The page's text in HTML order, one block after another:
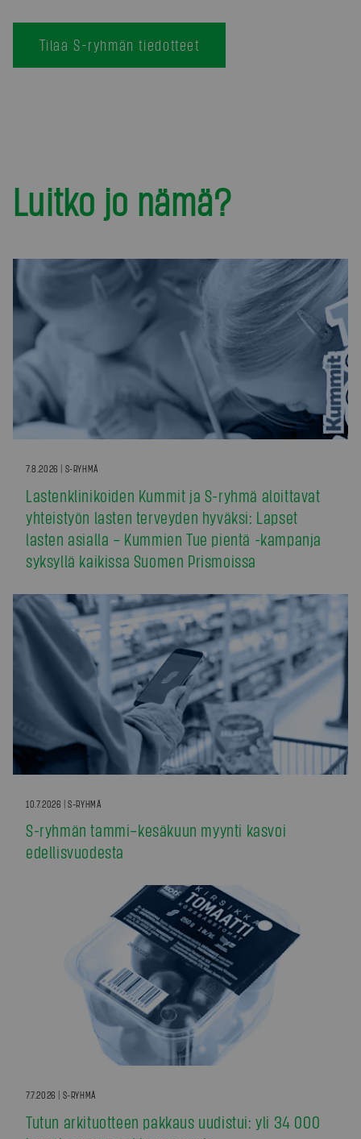
Tilaa S-ryhmän tiedotteet
Luitko jo nämä?
7.8.2026 | S-RYHMÄ
Lastenklinikoiden Kummit ja S-ryhmä aloittavat
yhteistyön lasten terveyden hyväksi: Lapset
lasten asialla – Kummien Tue pientä -kampanja
syksyllä kaikissa Suomen Prismoissa
10.7.2026 | S-RYHMÄ
S-ryhmän tammi–kesäkuun myynti kasvoi
edellisvuodesta
7.7.2026 | S-RYHMÄ
Tutun arkituotteen pakkaus uudistui: yli 34 000